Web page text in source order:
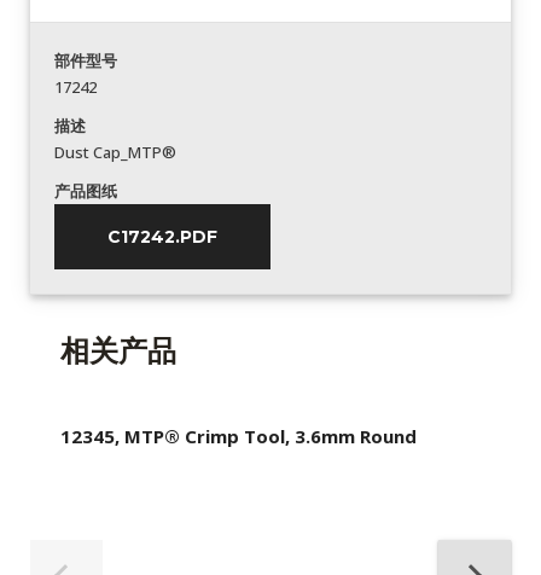
部件型号
17242
描述
Dust Cap_MTP®
产品图纸
C17242.PDF
相关产品
12345, MTP® Crimp Tool, 3.6mm Round